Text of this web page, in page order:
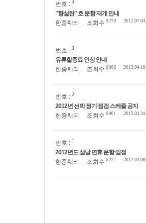
번호 : 4
"향설란" 호 운항 재개 안내
한중훼리
조회수 9270 2012.07.04
번호 : 3
유류할증료 인상 안내
한중훼리
조회수 8606 2012.04.18
번호 : 2
2012년 선박 정기 점검 스케줄 공지
한중훼리
조회수 8401 2012.01.31
번호 : 1
2012년도 설날 연휴 운항 일정
한중훼리
조회수 8227 2012.01.06